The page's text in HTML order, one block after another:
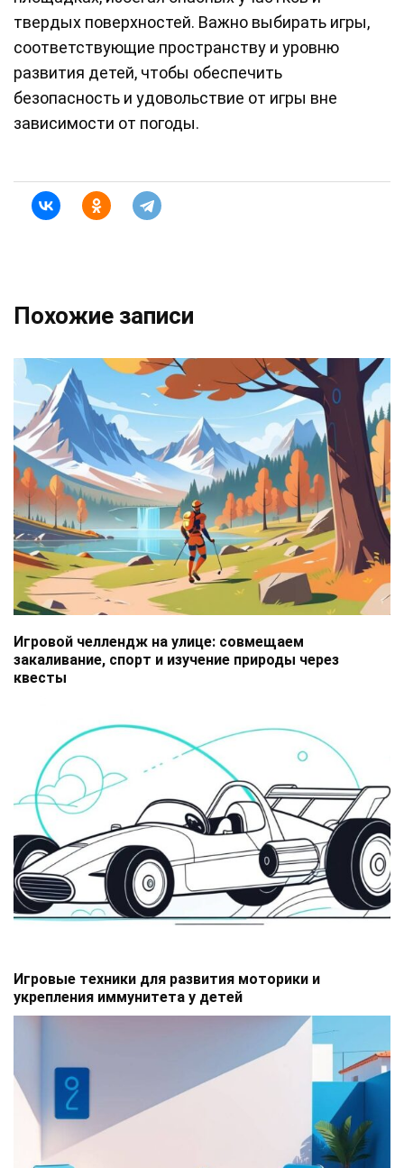
твердых поверхностей. Важно выбирать игры,
соответствующие пространству и уровню
развития детей, чтобы обеспечить
безопасность и удовольствие от игры вне
зависимости от погоды.
Похожие записи
Игровой челлендж на улице: совмещаем
закаливание, спорт и изучение природы через
квесты
Игровые техники для развития моторики и
укрепления иммунитета у детей